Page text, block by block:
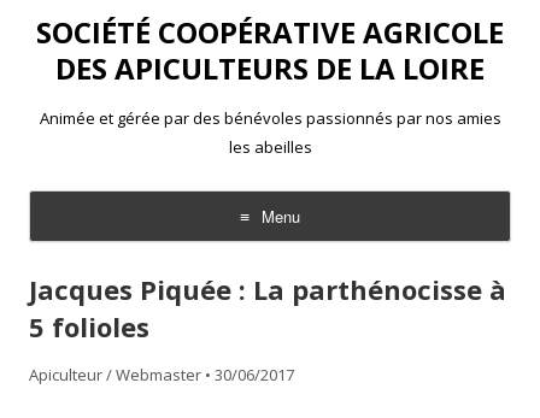
SOCIÉTÉ COOPÉRATIVE AGRICOLE
DES APICULTEURS DE LA LOIRE
Animée et gérée par des bénévoles passionnés par nos amies
les abeilles
Menu
Aller
contenu
Jacques Piquée : La parthénocisse à
5 folioles
Apiculteur / Webmaster • 30/06/2017